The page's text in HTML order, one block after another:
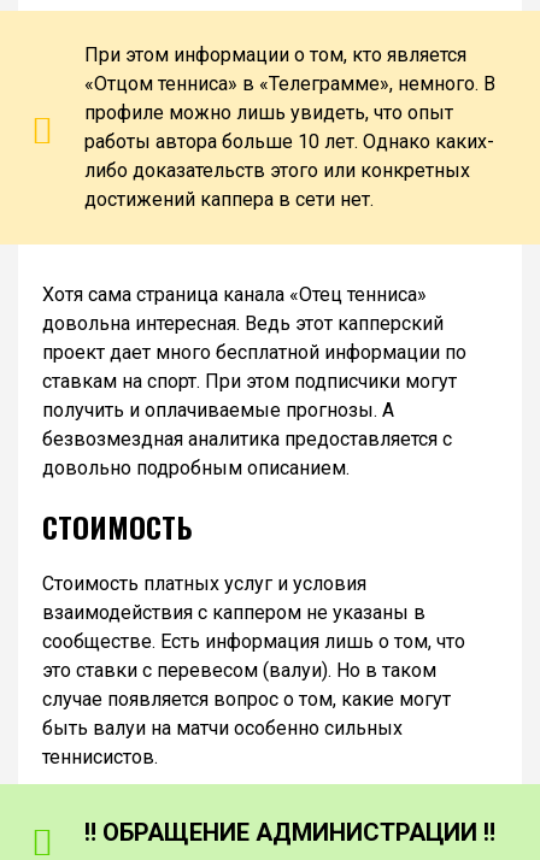
При этом информации о том, кто является
«Отцом тенниса» в «Телеграмме», немного. В
профиле можно лишь увидеть, что опыт
работы автора больше 10 лет. Однако каких-
либо доказательств этого или конкретных
достижений каппера в сети нет.
Хотя сама страница канала «Отец тенниса»
довольна интересная. Ведь этот капперский
проект дает много бесплатной информации по
ставкам на спорт. При этом подписчики могут
получить и оплачиваемые прогнозы. А
безвозмездная аналитика предоставляется с
довольно подробным описанием.
СТОИМОСТЬ
Стоимость платных услуг и условия
взаимодействия с каппером не указаны в
сообществе. Есть информация лишь о том, что
это ставки с перевесом (валуи). Но в таком
случае появляется вопрос о том, какие могут
быть валуи на матчи особенно сильных
теннисистов.
‼️ ОБРАЩЕНИЕ АДМИНИСТРАЦИИ ‼️